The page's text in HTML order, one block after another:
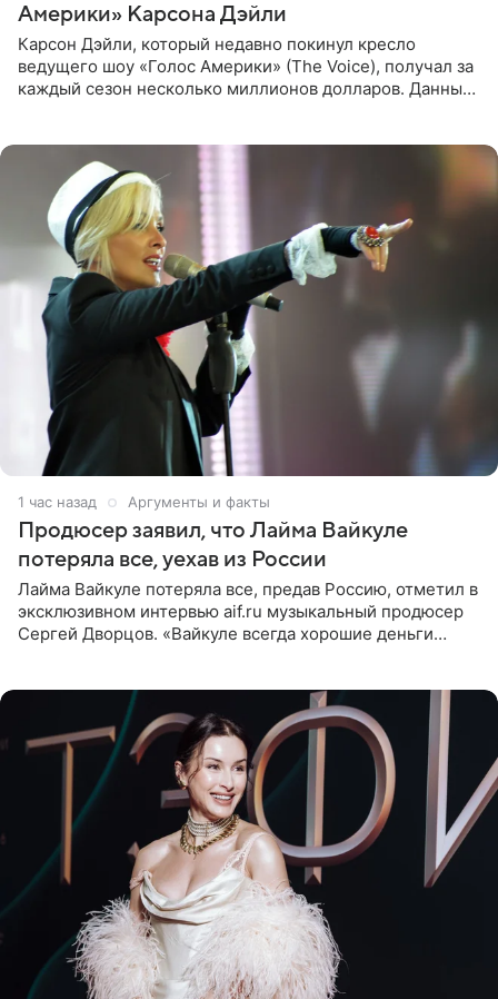
Америки» Карсона Дэйли
Карсон Дэйли, который недавно покинул кресло
ведущего шоу «Голос Америки» (The Voice), получал за
каждый сезон несколько миллионов долларов. Данные
1 час назад Аргументы и факты
Продюсер заявил, что Лайма Вайкуле
потеряла все, уехав из России
Лайма Вайкуле потеряла все, предав Россию, отметил в
эксклюзивном интервью aif.ru музыкальный продюсер
Сергей Дворцов. «Вайкуле всегда хорошие деньги